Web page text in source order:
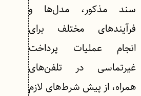
سند مذکور، مدل‌ها و
فرآیندهای مختلف برای
انجام عملیات پرداخت
غیرتماسی در تلفن‌های
همراه، از پیش شرط‌های لازم